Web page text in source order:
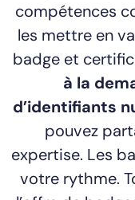
compétences
les mettre en
badge et
à la
d’identifiants
pouvez
expertise. Les
votre rythme.